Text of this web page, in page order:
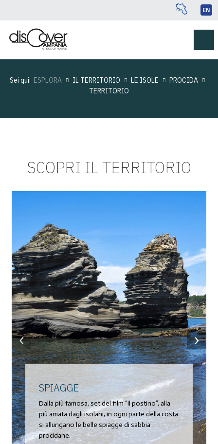
EN
Sei qui: ESPLORA IL TERRITORIO LE ISOLE
PROCIDA
TERRITORIO
SCOPRI IL TERRITORIO
SPIAGGE
Dalla più famosa, set del film “Il postino”, alla
più amata dagli isolani, in ogni parte della costa
si allungano le belle spiagge di sabbia
procidane.
‹ ›